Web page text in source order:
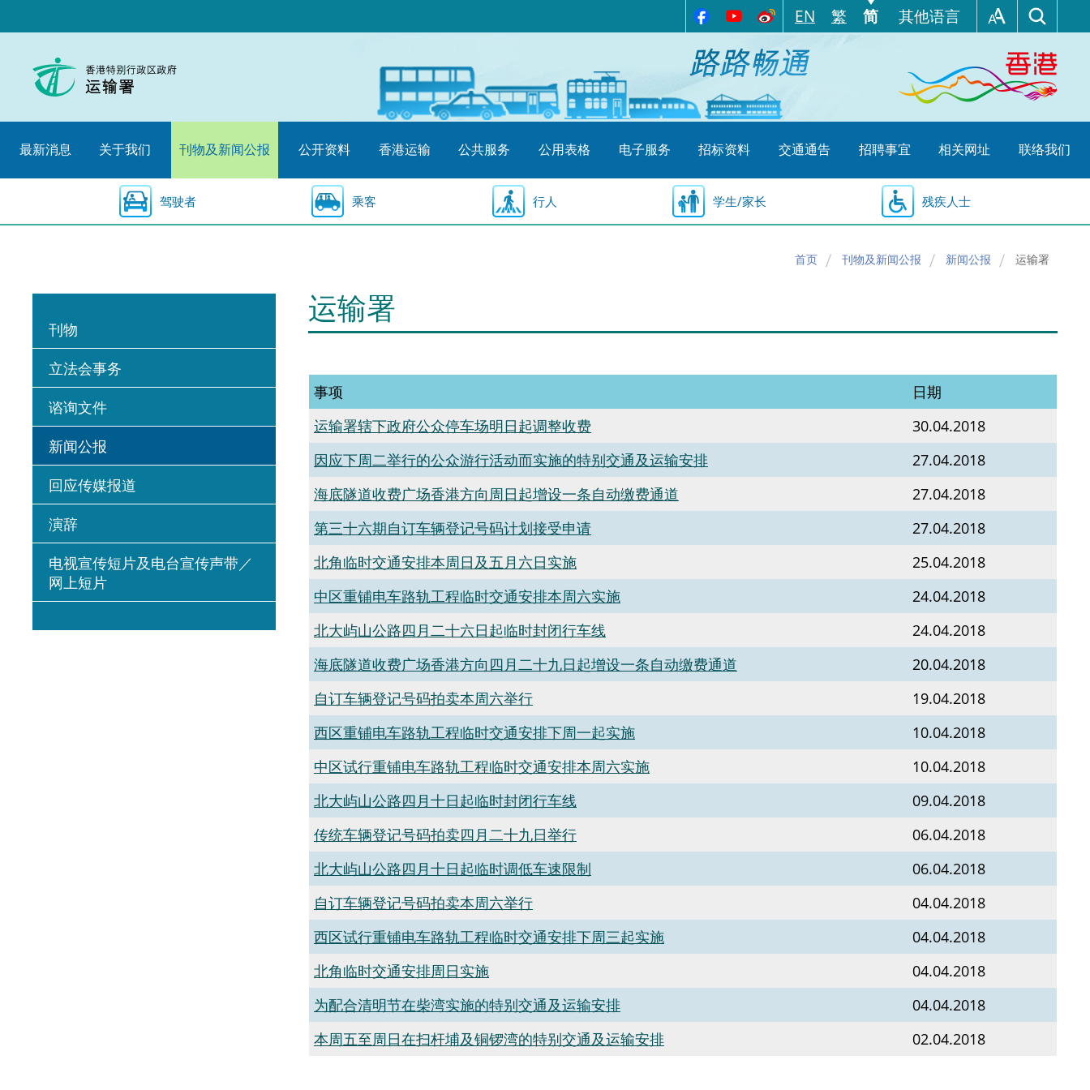
至
始
EN 繁 简 其他语言
最新消息 关于我们 刊物及新闻公报 公开资料 香港运输 公共服务 公用表格 电子服务 招标资料 交通通告 招聘事宜 相关网址 联络我们
驾驶者 乘客 行人 学生/家长 残疾人士
首页 刊物及新闻公报 新闻公报 运输署
刊物
立法会事务
谘询文件
新闻公报
回应传媒报道
演辞
电视宣传短片及电台宣传声带／
网上短片
运输署
事项
日期
运输署辖下政府公众停车场明日起调整收费
30.04.2018
因应下周二举行的公众游行活动而实施的特别交通及运输安排
27.04.2018
海底隧道收费广场香港方向周日起增设一条自动缴费通道
27.04.2018
第三十六期自订车辆登记号码计划接受申请
27.04.2018
北角临时交通安排本周日及五月六日实施
25.04.2018
中区重铺电车路轨工程临时交通安排本周六实施
24.04.2018
北大屿山公路四月二十六日起临时封闭行车线
24.04.2018
海底隧道收费广场香港方向四月二十九日起增设一条自动缴费通道
20.04.2018
自订车辆登记号码拍卖本周六举行
19.04.2018
西区重铺电车路轨工程临时交通安排下周一起实施
10.04.2018
中区试行重铺电车路轨工程临时交通安排本周六实施
10.04.2018
北大屿山公路四月十日起临时封闭行车线
09.04.2018
传统车辆登记号码拍卖四月二十九日举行
06.04.2018
北大屿山公路四月十日起临时调低车速限制
06.04.2018
自订车辆登记号码拍卖本周六举行
04.04.2018
西区试行重铺电车路轨工程临时交通安排下周三起实施
04.04.2018
北角临时交通安排周日实施
04.04.2018
为配合清明节在柴湾实施的特别交通及运输安排
04.04.2018
本周五至周日在扫杆埔及铜锣湾的特别交通及运输安排
02.04.2018